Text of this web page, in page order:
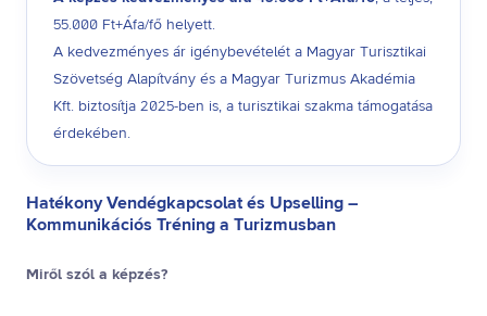
55.000 Ft+Áfa/fő helyett.
A kedvezményes ár igénybevételét a Magyar Turisztikai
Szövetség Alapítvány és a Magyar Turizmus Akadémia
Kft. biztosítja 2025-ben is, a turisztikai szakma támogatása
érdekében.
Hatékony Vendégkapcsolat és Upselling –
Kommunikációs Tréning a Turizmusban
Miről szól a képzés?